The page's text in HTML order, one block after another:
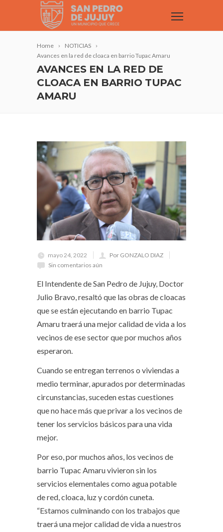
Home
NOTICIAS
Avances en la red de cloaca en barrio Tupac Amaru
AVANCES EN LA RED DE
CLOACA EN BARRIO TUPAC
AMARU
mayo 24, 2022
Por GONZALO DIAZ
Sin comentarios aún
El Intendente de San Pedro de Jujuy, Doctor
Julio Bravo, resaltó que las obras de cloacas
que se están ejecutando en barrio Tupac
Amaru traerá una mejor calidad de vida a los
vecinos de ese sector que por muchos años
esperaron.
Cuando se entregan terrenos o viviendas a
medio terminar, apurados por determinadas
circunstancias, suceden estas cuestiones
que no hace más que privar a los vecinos de
tener los servicios básicos para una vida
mejor.
Por eso, por muchos años, los vecinos de
barrio Tupac Amaru vivieron sin los
servicios elementales como agua potable
de red, cloaca, luz y cordón cuneta.
“Estamos culminando con los trabajos que
traerá una mejor calidad de vida a nuestros